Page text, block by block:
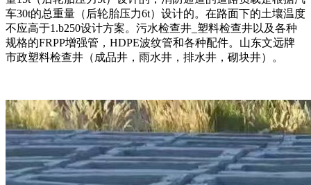
车30t的总重量（后轮胎压力6t）设计的。在路面下的土壤温度
不应高于1.b250设计方案。污水检查井_塑料检查井以及各种
规格的FRPP增强管，HDPE波纹管和各种配件。山东文远牌
市政塑料检查井（成品井，雨水井，排水井，砌块井）。